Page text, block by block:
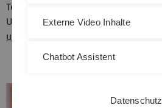
Telefon -23076
Uli Hahn, kiz:
uli.hahn(at)uni-ulm.de
Externe Video Inhalte
Chatbot Assistent
Datenschutz